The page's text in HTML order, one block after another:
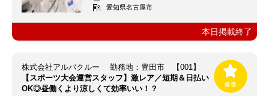
愛知県名古屋市
本日掲載終了
株式会社アルバクルー 勤務地：豊田市 【001】
【スポーツ大会運営スタッフ】激レア／短期＆日払い
OK◎昼働くより涼しくて効率いい！？